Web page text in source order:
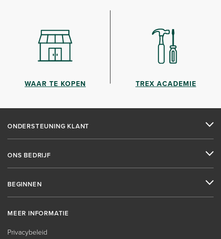
WAAR TE KOPEN TREX ACADEMIE
ONDERSTEUNING KLANT
ONS BEDRIJF
BEGINNEN
MEER INFORMATIE
Privacybeleid